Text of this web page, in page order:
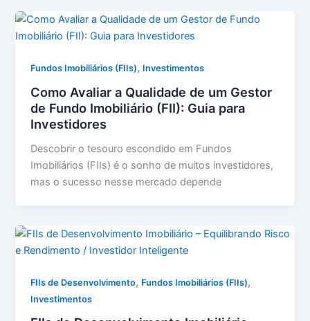
Fundos Imobiliários (FIIs), Investimentos
Como Avaliar a Qualidade de um Gestor
de Fundo Imobiliário (FII): Guia para
Investidores
Descobrir o tesouro escondido em Fundos
Imobiliários (FIIs) é o sonho de muitos investidores,
mas o sucesso nesse mercado depende
FIIs de Desenvolvimento, Fundos Imobiliários (FIIs),
Investimentos